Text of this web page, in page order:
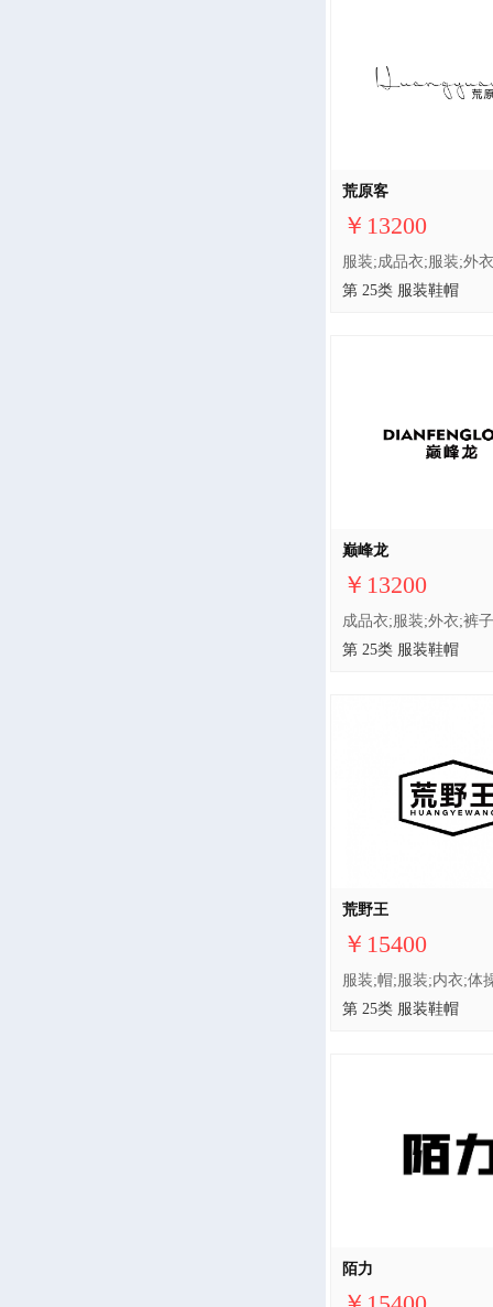
荒原客
￥13200
第 25类 服装鞋帽
巅峰龙
￥13200
第 25类 服装鞋帽
荒野王
￥15400
第 25类 服装鞋帽
陌力